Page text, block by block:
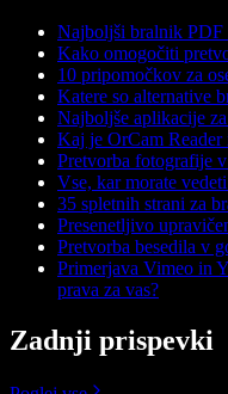
Najboljši bralnik PDF
Kako omogočiti
10 pripomočkov za
Katere so alternative
Najboljše aplikacije
Kaj je OrCam
Pretvorba fotografije
Vse, kar morate
35 spletnih strani za
Presenetljivo
Pretvorba besedila v
Primerjava Vimeo in
prava za vas?
Zadnji prispevki